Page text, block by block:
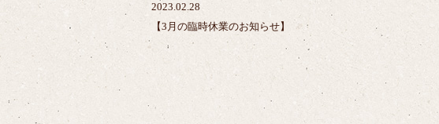
2023.02.28
【3月の臨時休業のお知らせ】